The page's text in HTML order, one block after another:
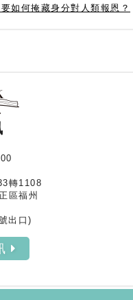
如何掩藏身分對人類報恩？
轉1108
區福州
出口)